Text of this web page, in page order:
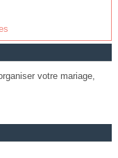
votre mariage,